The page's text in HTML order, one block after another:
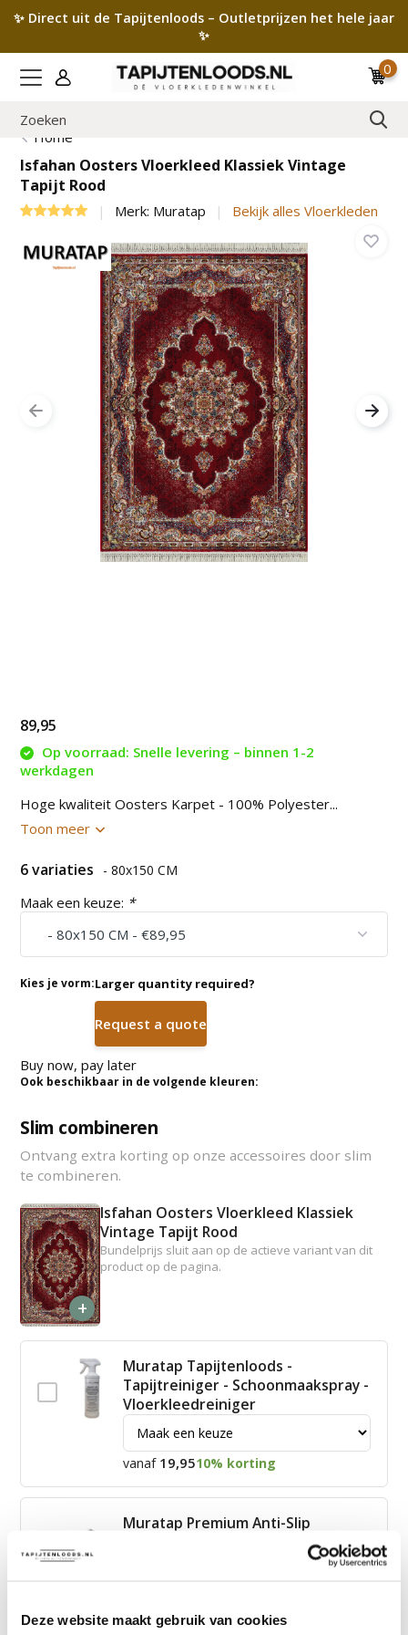
Deze website maakt gebruik van cookies
✨ Direct uit de Tapijtenloods – Outletprijzen het hele jaar
✨
0
Home
Isfahan Oosters Vloerkleed Klassiek Vintage
Tapijt Rood
Merk: Muratap Bekijk alles Vloerkleden
89,95
Op voorraad: Snelle levering – binnen 1-2
werkdagen
Hoge kwaliteit Oosters Karpet - 100% Polyester...
Toon meer
6 variaties - 80x150 CM
Maak een keuze: *
Kies je vorm:Larger quantity required?
Request a quote
Buy now, pay later
Ook beschikbaar in de volgende kleuren:
Slim combineren
Ontvang extra korting op onze accessoires door slim
te combineren.
+
Isfahan Oosters Vloerkleed Klassiek
Vintage Tapijt Rood
Bundelprijs sluit aan op de actieve variant van dit
product op de pagina.
Muratap Tapijtenloods -
Tapijtreiniger - Schoonmaakspray -
Vloerkleedreiniger
vanaf 19,9510% korting
Muratap Premium Anti-Slip
Ondertapijt – Geschikt voor Alle
vanaf 15,0010% korting